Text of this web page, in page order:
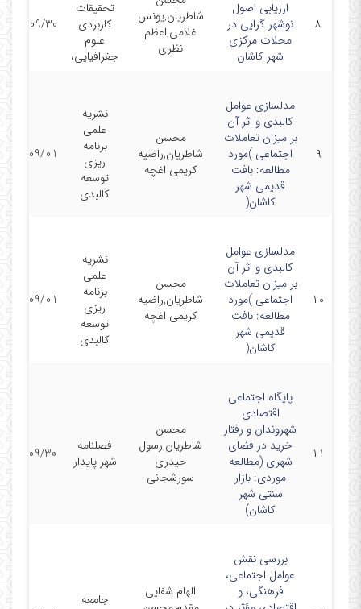
۸
ارزیابی اصول
نوشهر گرایی در
محلات مرکزی
شهر کاشان
شاطریان,یونس
غلامی,اعظم
نظری
تحقیقات
کاربردی
علوم
جغرافیایی،
09/30
۹
مدلسازی عوامل
کالبدی و اثر آن
بر میزان تعاملات
اجتماعی )مورد
مطالعه: بافت
قدیمی شهر
کاشان(
محسن
شاطریان,راضیه
کریمی اغچه
نشریه
علمی
برنامه
ریزی
توسعه
کالبدی
09/01
۱۰
مدلسازی عوامل
کالبدی و اثر آن
بر میزان تعاملات
اجتماعی )مورد
مطالعه: بافت
قدیمی شهر
کاشان(
محسن
شاطریان,راضیه
کریمی اغچه
نشریه
علمی
برنامه
ریزی
توسعه
کالبدی
09/01
۱۱
پایگاه اجتماعی
اقتصادی
شهروندان و رفتار
خرید در فضای
شهری (مطالعه
موردی: بازار
سنتی شهر
کاشان)
محسن
شاطریان,رسول
حیدری
سورشجانی
فصلنامه
شهر پایدار
09/30
بررسی نقش
عوامل اجتماعی،
فرهنگی، و
الهام شفایی
جامعه